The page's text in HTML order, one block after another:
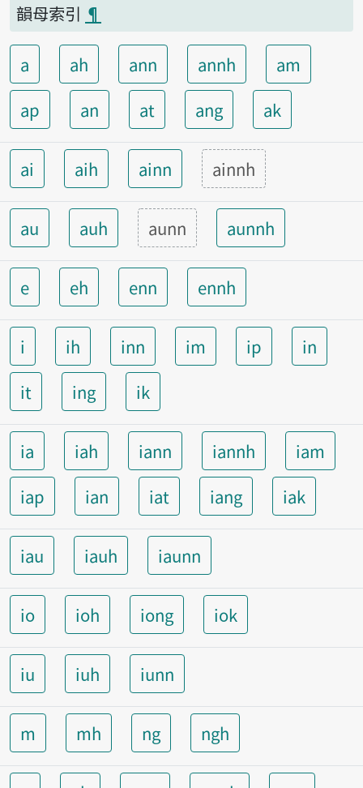
韻母索引 ¶
a ah ann annh
am
ap
an at ang ak
ai aih ainn ainnh
au auh aunn aunnh
e eh enn ennh
i ih inn im ip
in
it
ing ik
ia iah iann iannh
iam
iap
ian iat iang iak
iau iauh iaunn
io ioh iong iok
iu iuh iunn
m mh ng ngh